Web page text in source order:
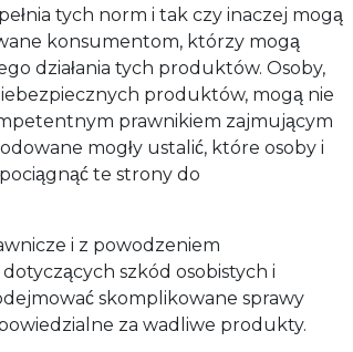
tych norm i tak czy inaczej mogą
konsumentom, którzy mogą
działania tych produktów. Osoby,
produktów, mogą nie
prawnikiem zajmującym
mogły ustalić, które osoby i
te strony do
i z powodzeniem
szkód osobistych i
skomplikowane sprawy
za wadliwe produkty.